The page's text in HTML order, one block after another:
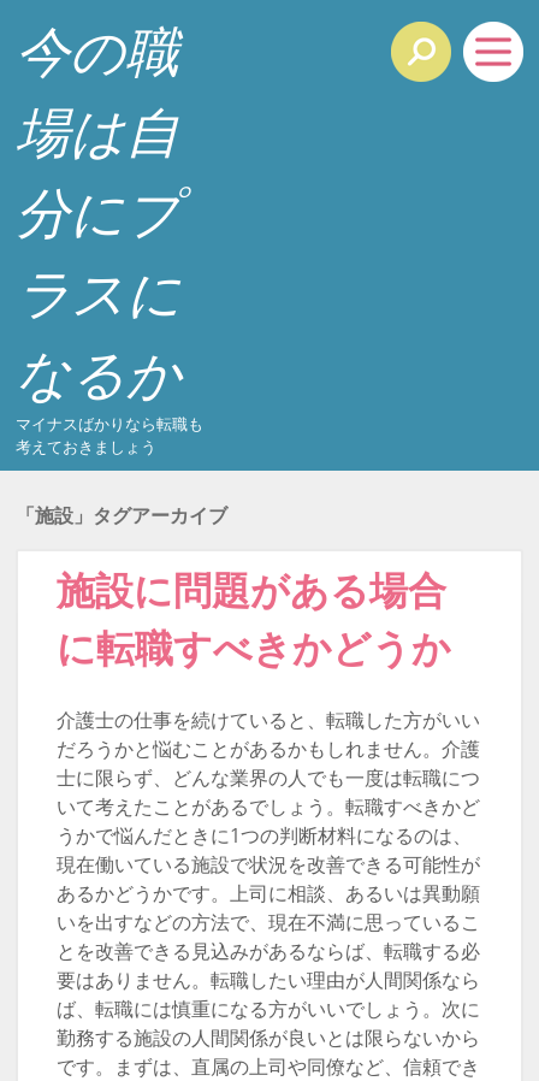
今の職
場は自
分にプ
ラスに
なるか
マイナスばかりなら転職も
考えておきましょう
「施設」タグアーカイブ
施設に問題がある場合
に転職すべきかどうか
介護士の仕事を続けていると、転職した方がいい
だろうかと悩むことがあるかもしれません。介護
士に限らず、どんな業界の人でも一度は転職につ
いて考えたことがあるでしょう。転職すべきかど
うかで悩んだときに1つの判断材料になるのは、
現在働いている施設で状況を改善できる可能性が
あるかどうかです。上司に相談、あるいは異動願
いを出すなどの方法で、現在不満に思っているこ
とを改善できる見込みがあるならば、転職する必
要はありません。転職したい理由が人間関係なら
ば、転職には慎重になる方がいいでしょう。次に
勤務する施設の人間関係が良いとは限らないから
です。まずは、直属の上司や同僚など、信頼でき